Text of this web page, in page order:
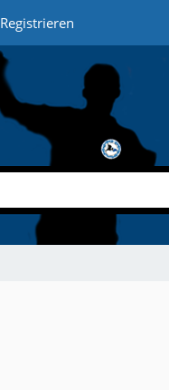
Registrieren